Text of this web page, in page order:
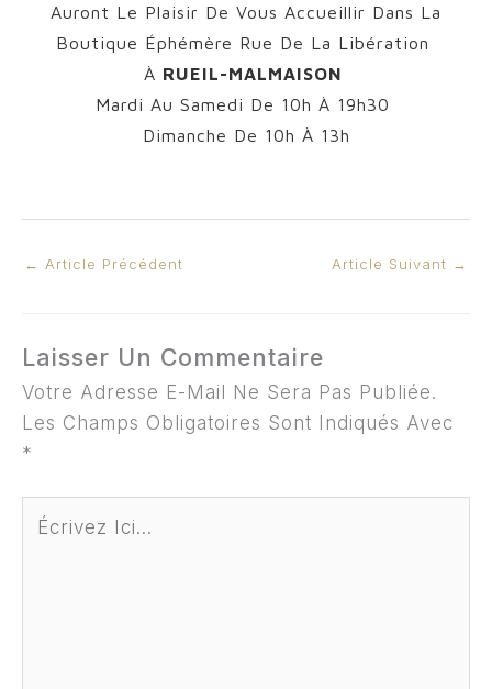
Auront Le Plaisir De Vous Accueillir Dans La
Boutique Éphémère Rue De La Libération
À RUEIL-MALMAISON
Mardi Au Samedi De 10h À 19h30
Dimanche De 10h À 13h
← Article Précédent Article Suivant →
Laisser Un Commentaire
Votre Adresse E-Mail Ne Sera Pas Publiée.
Les Champs Obligatoires Sont Indiqués Avec
*
Écrivez